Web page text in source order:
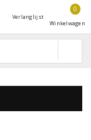
Verlanglijst
0
Winkelwagen